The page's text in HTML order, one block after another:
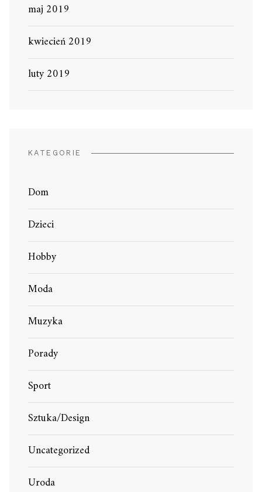
maj 2019
kwiecień 2019
luty 2019
KATEGORIE
Dom
Dzieci
Hobby
Moda
Muzyka
Porady
Sport
Sztuka/Design
Uncategorized
Uroda